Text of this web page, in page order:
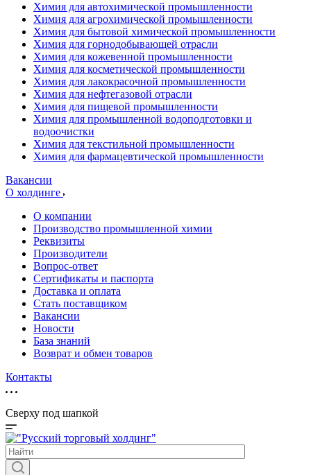
Химия для автохимической промышленности
Химия для агрохимической промышленности
Химия для бытовой химической промышленности
Химия для горнодобывающей отрасли
Химия для кожевенной промышленности
Химия для косметической промышленности
Химия для лакокрасочной промышленности
Химия для нефтегазовой отрасли
Химия для пищевой промышленности
Химия для промышленной водоподготовки и
водоочистки
Химия для текстильной промышленности
Химия для фармацевтической промышленности
Вакансии
О холдинге
О компании
Производство промышленной химии
Реквизиты
Производители
Вопрос-ответ
Сертификаты и паспорта
Доставка и оплата
Стать поставщиком
Вакансии
Новости
База знаний
Возврат и обмен товаров
Контакты
Сверху под шапкой